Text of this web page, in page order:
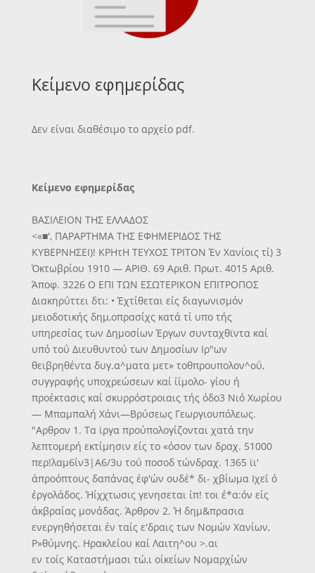
Κείμενο εφημερίδας
Δεν είναι διαθέσιμο το αρχείο pdf.
Κείμενο εφημερίδας
ΒΑΣΙΛΕΙΟΝ ΤΗΣ ΕΛΛΑΔΟΣ
<«■', ΠΑΡΑΡΤΗΜΑ ΤΗΣ ΕΦΗΜΕΡΙΔΟΣ ΤΗΣ
ΚΥΒΕΡΝΗΣΕΙ)! ΚΡΗτΗ ΤΕΥΧΟΣ ΤΡΙΤΟΝ Έν Χανίοις τί) 3
Όκτωβρίου 1910 — ΑΡΙΘ. 69 Αριθ. Πρωτ. 4015 Αριθ.
Άποφ. 3226 Ο ΕΠΙ ΤΩΝ ΕΣΩΤΕΡΙΚΟΝ ΕΠΙΤΡΟΠΟΣ
Διακηρΰττει δτι: • Έχτίθεται είς διαγωνισμόν
μειοδοτικής δημ,οπρασίχς κατά τί υπο τής
υπηρεσίας των Δημοσίων Έργων συνταχθϊντα καί
υπό τοΰ Διευθυντού των Δημοσίων Ιρ"ων
θειβρηθέντα δυγ.α^ματα μετ» τοθπρουπολον^οΰ,
συγγραφής υποχρεώσεων καί ίΐμολο- γίου ή
προέκτασις καί σκυρρόστροιαις τής όδο3 Νιό Χωρίου
— Μπαμπαλή Χάνι—Βρύσεως Γεωργιουπόλεως.
"Αρθρον 1. Τα ϊργα προύπολογίζονται χατά την
λεπτομερή εκτίμησιν είς το «όσον των δραχ. 51000
περ!λαμ6ΐν3|Α6/3υ τοΰ ποσοδ τώνδραχ. 1365 ϊι'
άπροόπτους δαπάνας έφ'ών ουδέ* δι- χβίωμα Ιχεΐ ό
έργολάδος. Ήίχχτωσις γενησεται ίπ! τοι έ*α:όν είς
άκβραίας μονάδας. Άρθρον 2. Ή δημ&πρασια
ενεργηθήσεται έν ταίς ε'δραις των Νομών Χανίων,
Ρ»θύμνης. Ηρακλείου καί Λαιτη^ου >.αι
εν τοίς Καταστήμασι τώ,ι οίκείων Νομαρχίών